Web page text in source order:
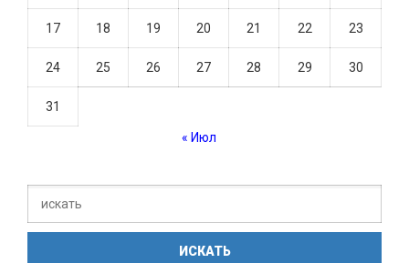
17 18 19 20 21 22 23
24 25 26 27 28 29 30
31
« Июл